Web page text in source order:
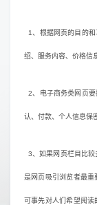
1、根据网页的目的
绍、服务内容、价格信
2、电子商务类网页
认、付款、个人信息保
3、如果网页栏目比较
是网页吸引浏览者最重
可事先对人们希望阅读